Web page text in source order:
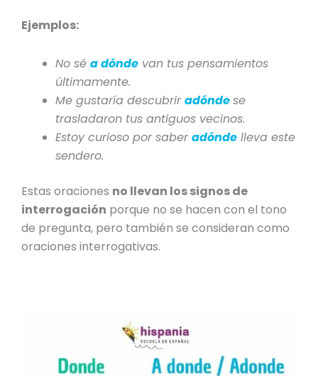
Ejemplos:
No séa dónde van tus pensamientos
últimamente.
Me gustaría descubriradóndese
trasladaron tus antiguos vecinos.
Estoy curioso por saberadónde lleva este
sendero.
Estas oraciones no llevan los signos de
interrogación porque no se hacen con el tono
de pregunta, pero también se consideran como
oraciones interrogativas.